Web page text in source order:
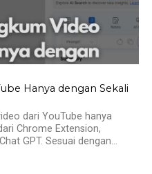
Hanya dengan Sekali
dari YouTube hanya
Chrome Extension,
GPT. Sesuai dengan...